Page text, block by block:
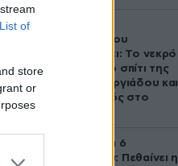
of
store
or
Τζώρτζογλου
αποκαλύπτει: Το νεκρό
έμβρυο στο σπίτι της
Μαρίας Γεωργιάδου και
ο εγκλεισμός στο
Σαν σήμερα 6
Αυγούστου: Πεθαίνει η